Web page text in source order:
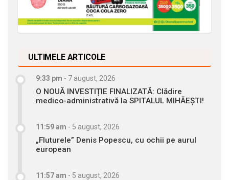
ULTIMELE ARTICOLE
9:33 pm - 7 august, 2026
O NOUĂ INVESTIȚIE FINALIZATĂ: Clădire
medico-administrativă la SPITALUL MIHĂEȘTI!
11:59 am - 5 august, 2026
„Fluturele” Denis Popescu, cu ochii pe aurul
european
11:57 am - 5 august, 2026